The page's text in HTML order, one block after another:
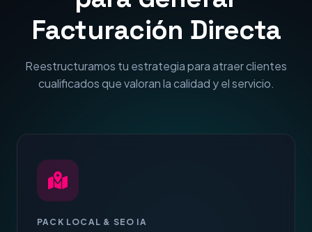
Facturación Directa
Reestructuramos tu estrategia para atraer clientes
cualificados que valoran la calidad y el servicio.
PACK LOCAL & SEO IA